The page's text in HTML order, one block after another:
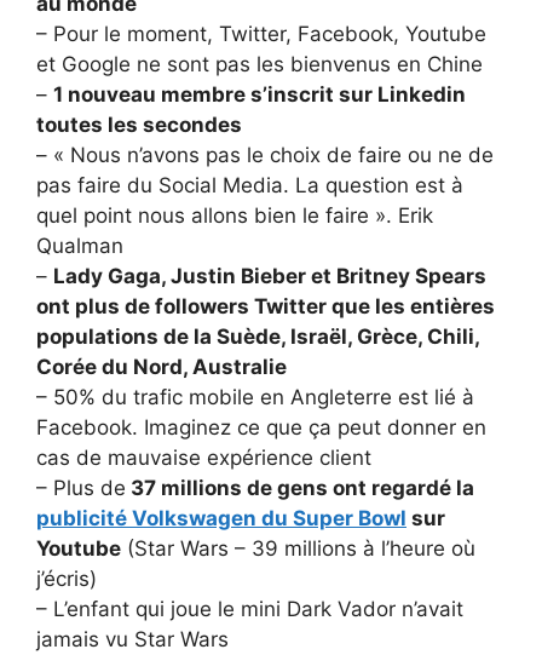
– Pour le moment, Twitter, Facebook, Youtube
et Google ne sont pas les bienvenus en Chine
– 1 nouveau membre s’inscrit sur Linkedin
toutes les secondes
– « Nous n’avons pas le choix de faire ou ne de
pas faire du Social Media. La question est à
quel point nous allons bien le faire ». Erik
Qualman
– Lady Gaga, Justin Bieber et Britney Spears
ont plus de followers Twitter que les entières
populations de la Suède, Israël, Grèce, Chili,
Corée du Nord, Australie
– 50% du trafic mobile en Angleterre est lié à
Facebook. Imaginez ce que ça peut donner en
cas de mauvaise expérience client
– Plus de 37 millions de gens ont regardé la
publicité Volkswagen du Super Bowl sur
Youtube (Star Wars – 39 millions à l’heure où
j’écris)
– L’enfant qui joue le mini Dark Vador n’avait
jamais vu Star Wars